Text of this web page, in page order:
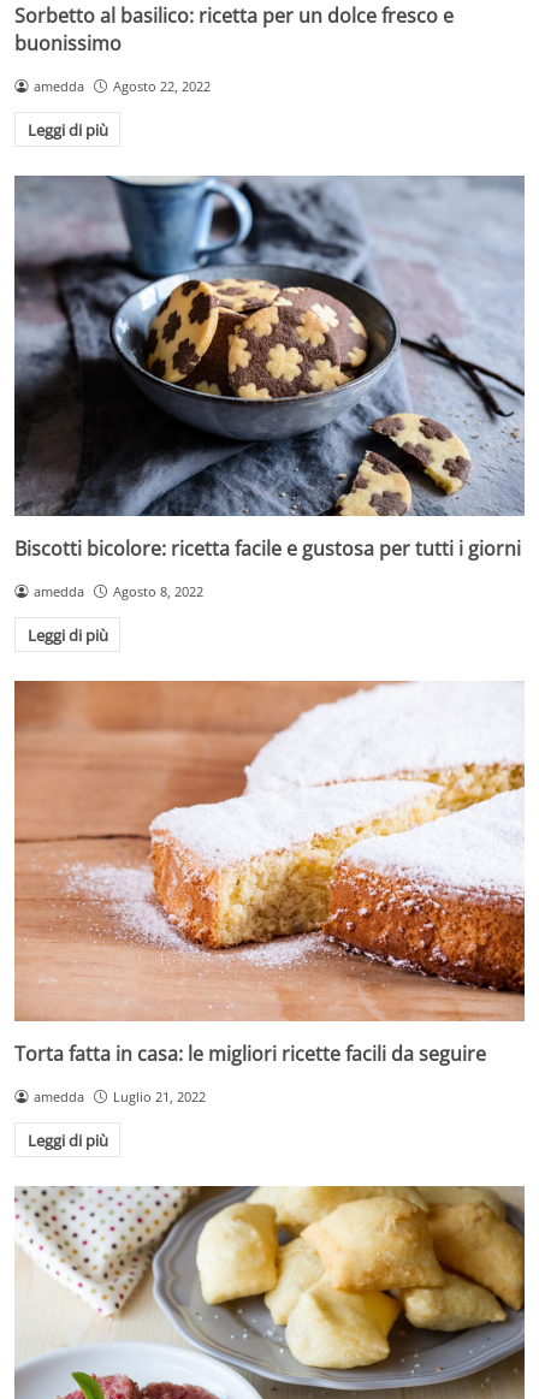
Sorbetto al basilico: ricetta per un dolce fresco e
buonissimo
amedda Agosto 22, 2022
Leggi di più
Biscotti bicolore: ricetta facile e gustosa per tutti i giorni
amedda Agosto 8, 2022
Leggi di più
Torta fatta in casa: le migliori ricette facili da seguire
amedda Luglio 21, 2022
Leggi di più